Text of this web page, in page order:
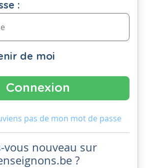
:
de moi
pas de mon mot de passe
vous nouveau sur
?